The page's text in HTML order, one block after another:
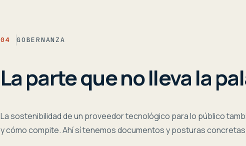
04 GOBERNANZA
La parte que no lleva la
La sostenibilidad de un proveedor tecnológico para lo público
y cómo compite. Ahí sí tenemos documentos y posturas